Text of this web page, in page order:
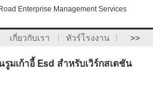
Enterprise Management Services
เกี่ยวกับเรา ทัวร์โรงงาน >>
เก้าอี้ Esd สำหรับเวิร์กสเตชัน